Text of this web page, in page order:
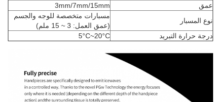
عمق
3mm/7mm/15mm
نوع المسبار
مسبارات متخصصة للوجه والجسم
(عمق العمل: 3 ~ 15 ملم)
درجة حرارة التبريد
5°C~20°C